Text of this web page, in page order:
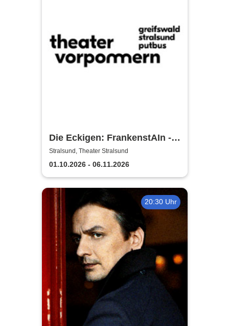
Die Eckigen: FrankenstAIn -
Theater Vorpommern
Stralsund, Theater Stralsund
01.10.2026 - 06.11.2026
20:30 Uhr